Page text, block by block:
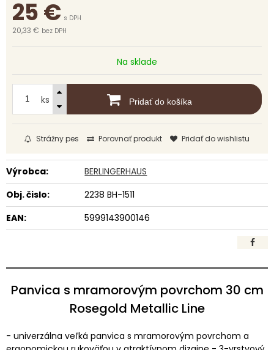
25€ s DPH
20,33 € bez DPH
Na sklade
ks Pridať do košíka
Strážny pes Porovnať produkt Pridať do wishlistu
Výrobca:
BERLINGERHAUS
Obj. čislo:
2238 BH-1511
EAN:
5999143900146
Panvica s mramorovým povrchom 30 cm
Rosegold Metallic Line
- univerzálna veľká panvica s mramorovým povrchom a